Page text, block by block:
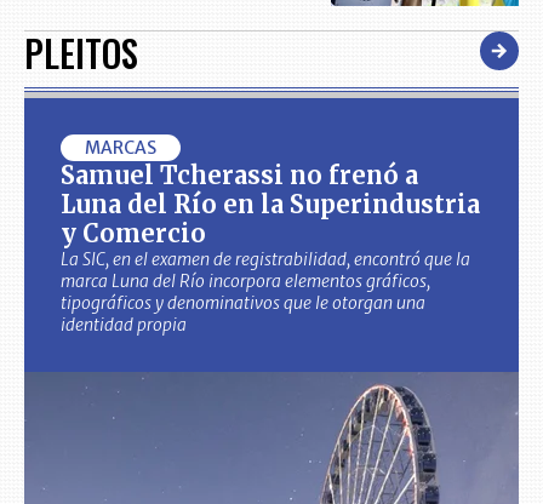
PLEITOS
MARCAS
Samuel Tcherassi no frenó a
Luna del Río en la Superindustria
y Comercio
La SIC, en el examen de registrabilidad, encontró que la
marca Luna del Río incorpora elementos gráficos,
tipográficos y denominativos que le otorgan una
identidad propia